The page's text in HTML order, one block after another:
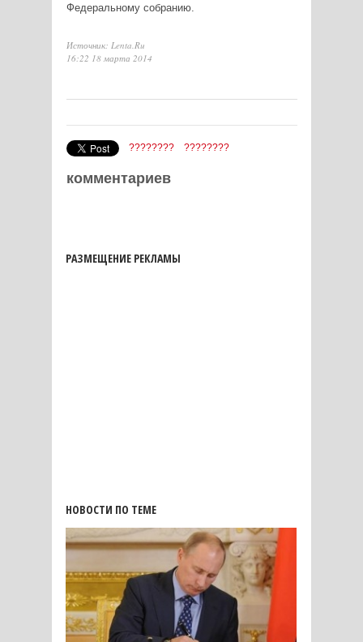
Федеральному собранию.
Источник: Lenta.Ru
16:22 18 марта 2014
???????? ????????
комментариев
РАЗМЕЩЕНИЕ РЕКЛАМЫ
НОВОСТИ ПО ТЕМЕ